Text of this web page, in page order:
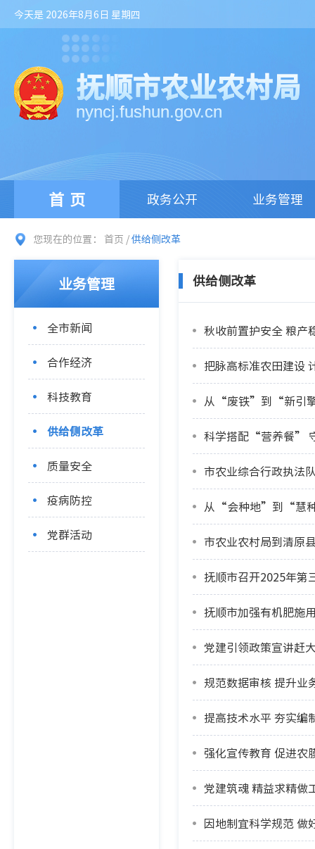
今天是 2026年8月6日 星期四
抚顺市农业农村局
nyncj.fushun.gov.cn
首页 政务公开 业务管理
您现在的位置： 首页 /供给侧改革
业务管理
全市新闻
合作经济
科技教育
供给侧改革
质量安全
疫病防控
党群活动
供给侧改革
秋收前置护安全 粮产
把脉高标准农田建设
从“废铁”到“新引
科学搭配“营养餐”
市农业综合行政执法
从“会种地”到“慧种
市农业农村局到清
抚顺市召开2025年第
抚顺市加强有机肥施
党建引领政策宣讲赶
规范数据审核 提升业
提高技术水平 夯实编
强化宣传教育 促进农
党建筑魂 精益求精做
因地制宜科学规范 做